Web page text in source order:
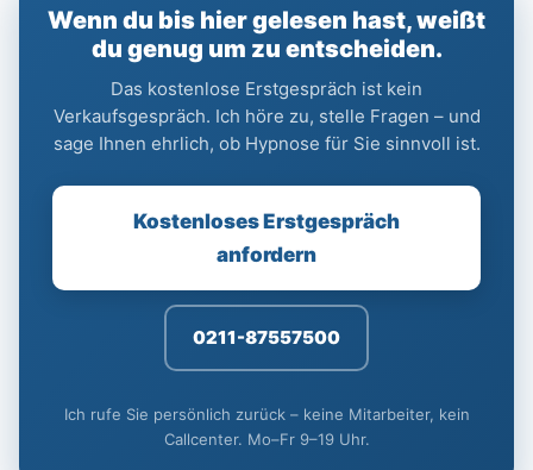
Wenn du bis hier gelesen hast, weißt
du genug um zu entscheiden.
Das kostenlose Erstgespräch ist kein
Verkaufsgespräch. Ich höre zu, stelle Fragen – und
sage Ihnen ehrlich, ob Hypnose für Sie sinnvoll ist.
Kostenloses Erstgespräch
anfordern
0211-87557500
Ich rufe Sie persönlich zurück – keine Mitarbeiter, kein
Callcenter. Mo–Fr 9–19 Uhr.